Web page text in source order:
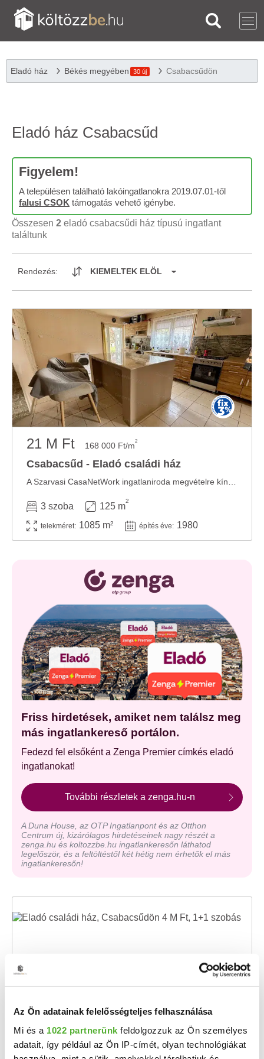
Az Ön adatainak felelősségteljes felhasználása
Mi és a 1022 partnerünk feldolgozzuk az Ön személyes
adatait, így például az Ön IP-címét, olyan technológiákat
Eladó ház Békés megyében 30 új Csabacsűdön
Eladó ház Csabacsűd
Figyelem!
A településen található lakóingatlanokra 2019.07.01-től
falusi CSOK támogatás vehető igénybe.
Összesen 2 eladó csabacsűdi ház típusú ingatlant
találtunk
Rendezés: KIEMELTEK ELÖL
21 M Ft 168 000 Ft/m2
Csabacsűd - Eladó családi ház
3 szoba 125 m
2
telekméret: 1085 m² építés éve: 1980
Friss hirdetések, amiket nem találsz meg
más ingatlankereső portálon.
Fedezd fel elsőként a Zenga Premier címkés eladó
ingatlanokat!
További részletek a zenga.hu-n
A Duna House, az OTP Ingatlanpont és az Otthon
Centrum új, kizárólagos hirdetéseinek nagy részét a
zenga.hu és koltozzbe.hu ingatlankeresőn láthatod
legelőször, és a feltöltéstől két hétig nem érhetők el más
ingatlankeresőn!
4 M Ft 80 000 Ft/m2
Csabacsűd - Eladó családi ház